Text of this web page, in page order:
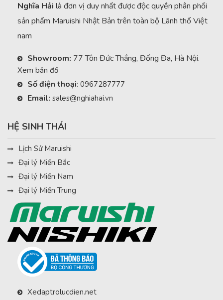
Nghĩa Hải là đơn vị duy nhất được độc quyền phân phối
sản phẩm Maruishi Nhật Bản trên toàn bộ Lãnh thổ Việt
nam
Showroom: 77 Tôn Đức Thắng, Đống Đa, Hà Nội.
Xem bản đồ
Số điện thoại: 0967287777
Email: sales@nghiahai.vn
HỆ SINH THÁI
Lịch Sử Maruishi
Đại lý Miền Bắc
Đại lý Miền Nam
Đại lý Miền Trung
Xedaptrolucdien.net